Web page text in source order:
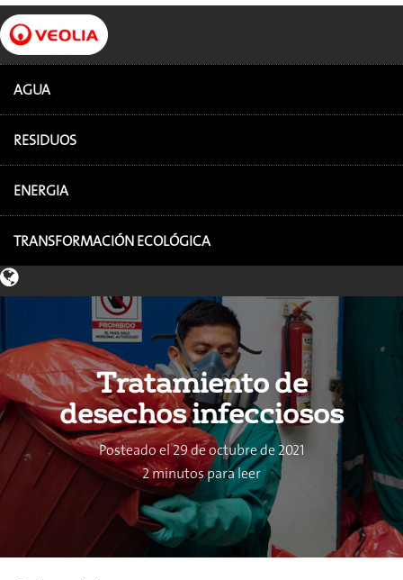
AGUA
RESIDUOS
ENERGIA
TRANSFORMACIÓN ECOLÓGICA
Tratamiento de
desechos infecciosos
Posteado el 29 de octubre de 2021
2 minutos para leer